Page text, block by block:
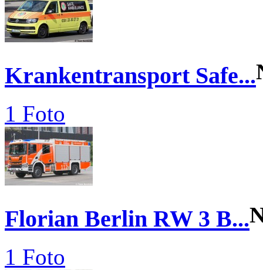
Krankentransport Safe...
1 Foto
Florian Berlin RW 3 B...
1 Foto